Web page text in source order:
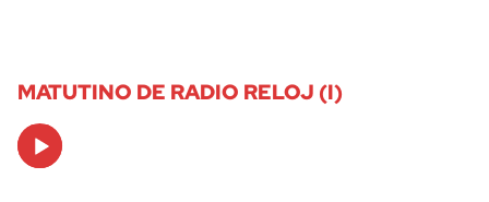
MATUTINO DE RADIO RELOJ (I)
Audio
Player